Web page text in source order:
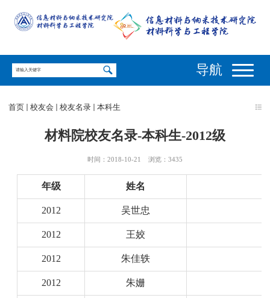
导航
首页 校友会 校友名录 本科生
材料院校友名录-本科生-2012级
时间：2018-10-21 浏览： 3435
年级 姓名
2012 吴世忠
2012 王姣
2012 朱佳轶
2012 朱姗